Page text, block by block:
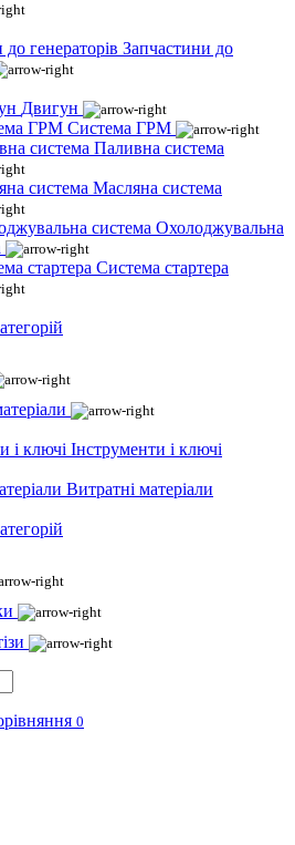
Запчастини до
Двигун
Система ГРМ
Паливна система
Масляна система
Охолоджувальна
Система стартера
Інструменти і ключі
Витратні матеріали
0